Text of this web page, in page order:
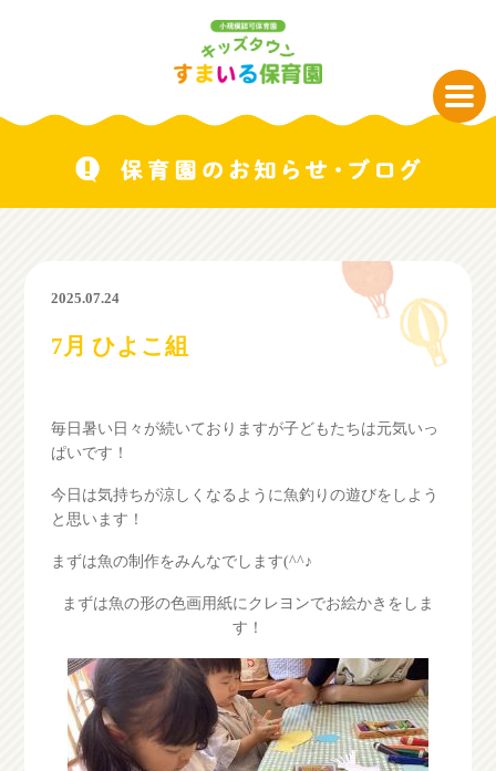
2025.07.24
7月 ひよこ組
毎日暑い日々が続いておりますが子どもたちは元気いっ
ぱいです！
今日は気持ちが涼しくなるように魚釣りの遊びをしよう
と思います！
まずは魚の制作をみんなでします(^^♪
まずは魚の形の色画用紙にクレヨンでお絵かきをしま
す！